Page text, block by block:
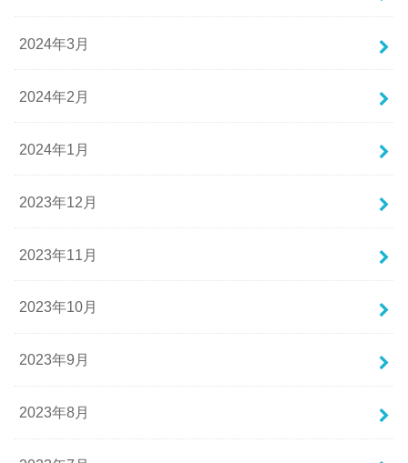
2024年3月
2024年2月
2024年1月
2023年12月
2023年11月
2023年10月
2023年9月
2023年8月